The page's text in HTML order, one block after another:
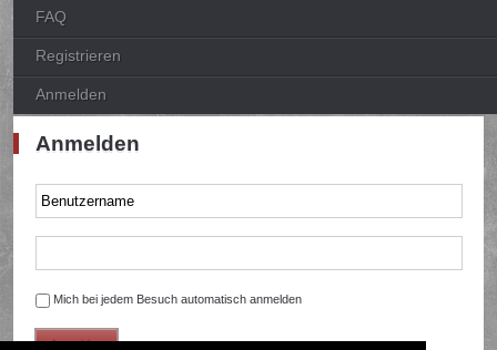
FAQ
Registrieren
Anmelden
Anmelden
Mich bei jedem Besuch automatisch anmelden